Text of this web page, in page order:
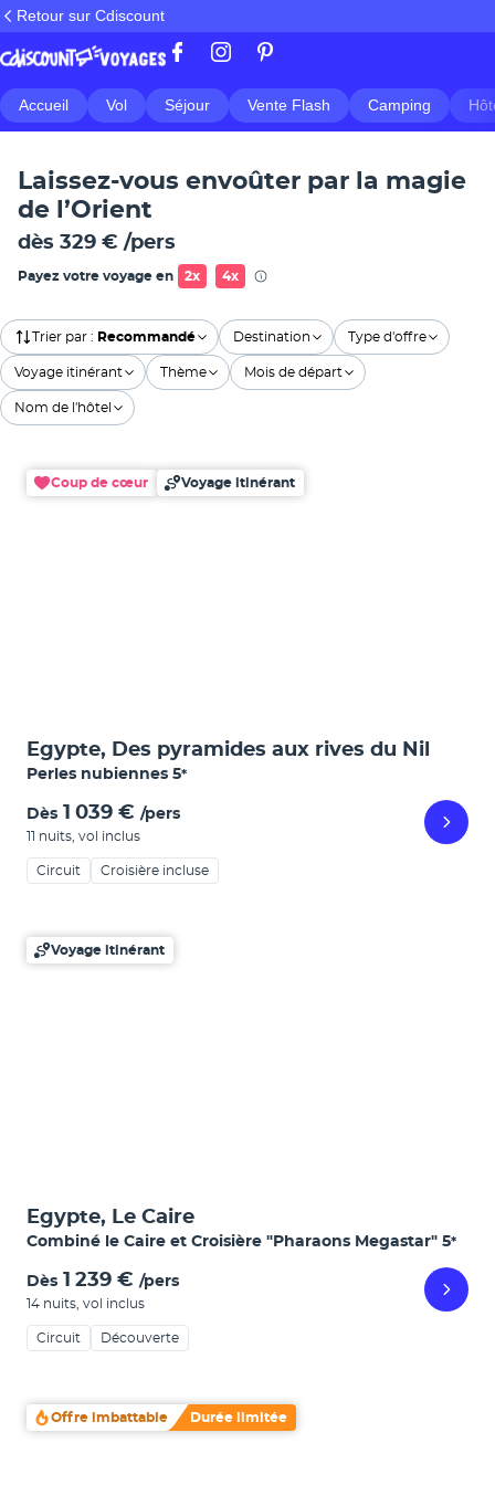
Retour sur Cdiscount
Accueil Vol Séjour Vente Flash Camping
Laissez-vous envoûter par la magie
de l’Orient
dès 329 € /pers
Payez votre voyage en 2x 4x
Trier par : Recommandé Destination Type d'offre
Voyage itinérant Thème Mois de départ
Nom de l'hôtel
Coup de cœur Voyage itinérant
Egypte, Des pyramides aux rives du Nil
Perles nubiennes 5*
Dès 1 039 € /pers
11 nuits vol inclus
Circuit Croisière incluse
Voyage itinérant
Egypte, Le Caire
Combiné le Caire et Croisière "Pharaons Megastar" 5*
Dès 1 239 € /pers
14 nuits vol inclus
Circuit Découverte
Offre imbattable Durée limitée